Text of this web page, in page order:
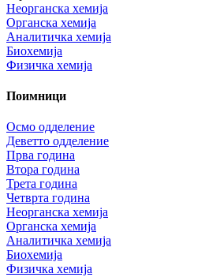
Неорганска хемија
Органска хемија
Аналитичка хемија
Биохемија
Физичка хемија
Поимници
Осмо одделение
Деветто одделение
Прва година
Втора година
Трета година
Четврта година
Неорганска хемија
Органска хемија
Аналитичка хемија
Биохемија
Физичка хемија